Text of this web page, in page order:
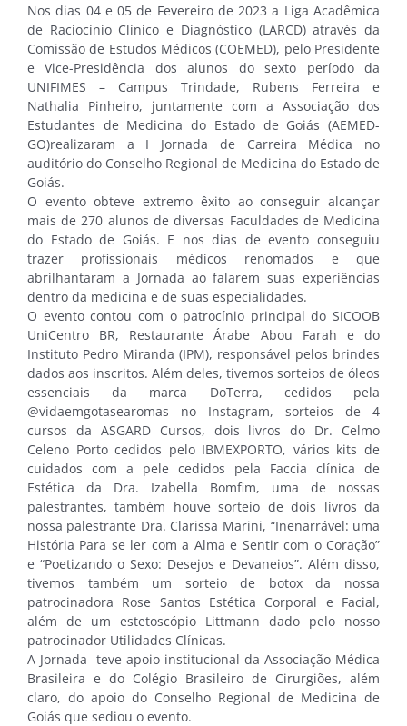
Nos dias 04 e 05 de Fevereiro de 2023 a Liga Acadêmica
de Raciocínio Clínico e Diagnóstico (LARCD) através da
Comissão de Estudos Médicos (COEMED), pelo Presidente
e Vice-Presidência dos alunos do sexto período da
UNIFIMES – Campus Trindade, Rubens Ferreira e
Nathalia Pinheiro, juntamente com a Associação dos
Estudantes de Medicina do Estado de Goiás (AEMED-
GO)realizaram a I Jornada de Carreira Médica no
auditório do Conselho Regional de Medicina do Estado de
Goiás.
O evento obteve extremo êxito ao conseguir alcançar
mais de 270 alunos de diversas Faculdades de Medicina
do Estado de Goiás. E nos dias de evento conseguiu
trazer profissionais médicos renomados e que
abrilhantaram a Jornada ao falarem suas experiências
dentro da medicina e de suas especialidades.
O evento contou com o patrocínio principal do SICOOB
UniCentro BR, Restaurante Árabe Abou Farah e do
Instituto Pedro Miranda (IPM), responsável pelos brindes
dados aos inscritos. Além deles, tivemos sorteios de óleos
essenciais da marca DoTerra, cedidos pela
@vidaemgotasearomas no Instagram, sorteios de 4
cursos da ASGARD Cursos, dois livros do Dr. Celmo
Celeno Porto cedidos pelo IBMEXPORTO, vários kits de
cuidados com a pele cedidos pela Faccia clínica de
Estética da Dra. Izabella Bomfim, uma de nossas
palestrantes, também houve sorteio de dois livros da
nossa palestrante Dra. Clarissa Marini, “Inenarrável: uma
História Para se ler com a Alma e Sentir com o Coração”
e “Poetizando o Sexo: Desejos e Devaneios”. Além disso,
tivemos também um sorteio de botox da nossa
patrocinadora Rose Santos Estética Corporal e Facial,
além de um estetoscópio Littmann dado pelo nosso
patrocinador Utilidades Clínicas.
A Jornada teve apoio institucional da Associação Médica
Brasileira e do Colégio Brasileiro de Cirurgiões, além
claro, do apoio do Conselho Regional de Medicina de
Goiás que sediou o evento.